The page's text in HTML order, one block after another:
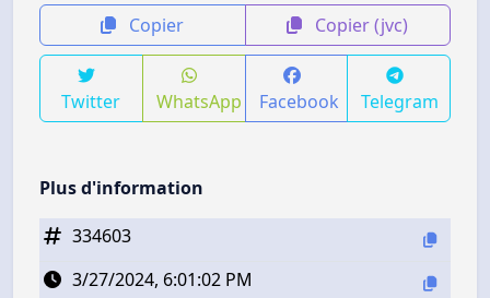
Copier Copier (jvc)
Twitter WhatsApp Facebook Telegram
Plus d'information
334603
3/27/2024, 6:01:02 PM